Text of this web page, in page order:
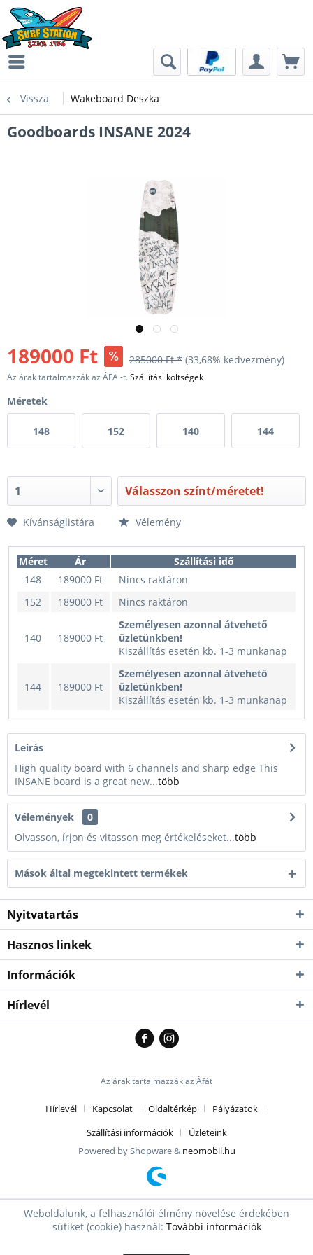
Vissza Wakeboard Deszka
Goodboards INSANE 2024
189000 Ft 285000 Ft * (33,68% kedvezmény)
Az árak tartalmazzák az ÁFA -t.Szállítási költségek
Méretek
148 152 140 144
Válasszon színt/méretet!
Kívánságlistára Vélemény
Méret Ár
Szállítási idő
148
189000 Ft
Nincs raktáron
152
189000 Ft Nincs raktáron
140 189000 Ft
Személyesen azonnal átvehető
üzletünkben!
Kiszállítás esetén kb. 1-3 munkanap
144 189000 Ft
Személyesen azonnal átvehető
üzletünkben!
Kiszállítás esetén kb. 1-3 munkanap
Leírás
High quality board with 6 channels and sharp edge This
INSANE board is a great new...több
Vélemények
0
Olvasson, írjon és vitasson meg értékeléseket...több
Mások által megtekintett termékek
Nyitvatartás
Hasznos linkek
Információk
Hírlevél
Az árak tartalmazzák az Áfát
Hírlevél Kapcsolat Oldaltérkép
Pályázatok
Szállítási információk
Üzleteink
Powered by Shopware & neomobil.hu
Weboldalunk, a felhasználói élmény növelése érdekében
sütiket (cookie) használ: További információk